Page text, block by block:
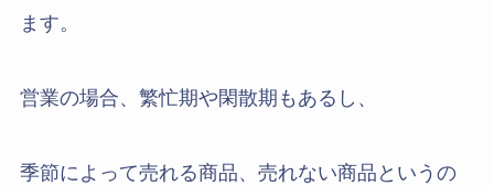
ます。
営業の場合、繁忙期や閑散期もあるし、
季節によって売れる商品、売れない商品というの